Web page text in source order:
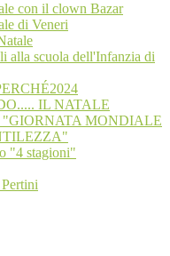
con il clown Bazar
di Veneri
alla scuola dell'Infanzia di
IL NATALE
"GIORNATA MONDIALE
"4 stagioni"